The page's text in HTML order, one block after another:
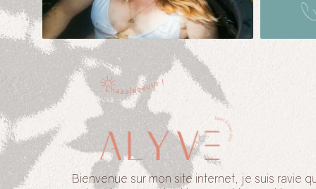
Bienvenue sur mon site internet, je suis ravie